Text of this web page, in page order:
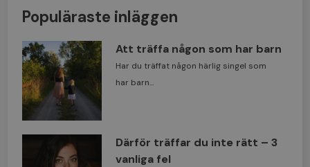
Populäraste inläggen
Att träffa någon som har barn
Har du träffat någon härlig singel som
har barn...
Därför träffar du inte rätt – 3
vanliga fel